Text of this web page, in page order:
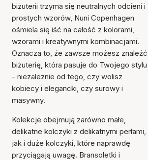
biżuterii trzyma się neutralnych odcieni i
prostych wzorów, Nuni Copenhagen
ośmiela się iść na całość z kolorami,
wzorami i kreatywnymi kombinacjami.
Oznacza to, że zawsze możesz znaleźć
biżuterię, która pasuje do Twojego stylu
- niezależnie od tego, czy wolisz
kobiecy i elegancki, czy surowy i
masywny.
Kolekcje obejmują zarówno małe,
delikatne kolczyki z delikatnymi perłami,
jak i duże kolczyki, które naprawdę
przyciągają uwagę. Bransoletki i